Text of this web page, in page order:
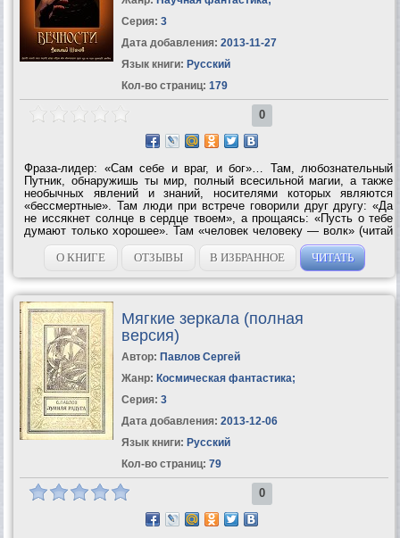
Серия: 3
Дата добавления: 2013-11-27
Язык книги: Русский
Кол-во страниц: 179
0
Фраза-лидер: «Сам себе и враг, и бог»… Там, любознательный
Путник, обнаружишь ты мир, полный всесильной магии, а также
необычных явлений и знаний, носителями которых являются
«бессмертные». Там люди при встрече говорили друг другу: «Да
не иссякнет солнце в сердце твоем», а прощаясь: «Пусть о тебе
думают только хорошее». Там «человек человеку — волк» (читай
— друг), но может оказаться и так, что «человек человеку —
человек». Не в...
О КНИГЕ ОТЗЫВЫ В ИЗБРАННОЕ ЧИТАТЬ
Мягкие зеркала (полная
версия)
Автор: Павлов Сергей
Жанр: Космическая фантастика;
Серия: 3
Дата добавления: 2013-12-06
Язык книги: Русский
Кол-во страниц: 79
0